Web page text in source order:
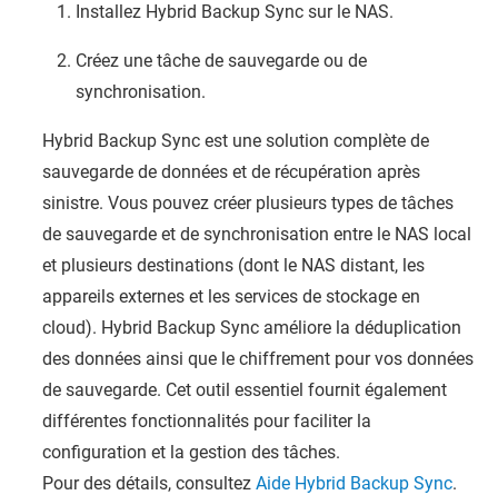
Installez Hybrid Backup Sync sur le NAS.
Créez une tâche de sauvegarde ou de
synchronisation.
Hybrid Backup Sync est une solution complète de
sauvegarde de données et de récupération après
sinistre. Vous pouvez créer plusieurs types de tâches
de sauvegarde et de synchronisation entre le NAS local
et plusieurs destinations (dont le NAS distant, les
appareils externes et les services de stockage en
cloud). Hybrid Backup Sync améliore la déduplication
des données ainsi que le chiffrement pour vos données
de sauvegarde. Cet outil essentiel fournit également
différentes fonctionnalités pour faciliter la
configuration et la gestion des tâches.
Pour des détails, consultez Aide Hybrid Backup Sync.